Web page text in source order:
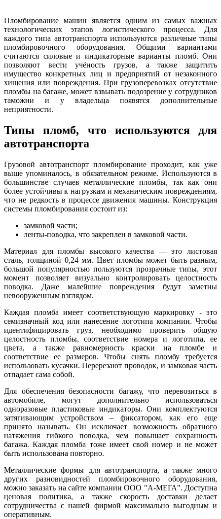
Пломбирование машин является одним из самых важных
технологических этапов логистического процесса. Для
каждого типа автотранспорта используются различные типы
пломбировочного оборудования. Общими вариантами
считаются силовые и индикаторные варианты пломб. Они
позволяют вести учёность грузов, а также защитить
имущество конкретных лиц и предприятий от незаконного
хищения или повреждения. При грузоперевозках отсутствие
пломбы на багаже, может взвывать подозрение у сотрудников
таможни и у владельца появятся дополнительные
неприятности.
Типы пломб, что используются для
автотранспорта
Грузовой автотранспорт пломбирование проходит, как уже
выше упоминалось, в обязательном режиме. Используются в
большинстве случаев металлические пломбы, так как они
более устойчивы к нагрузкам и механическим повреждениям,
что не редкость в процессе движения машины. Конструкция
системы пломбирования состоит из:
замковой части;
ленты-поводка, что закреплен в замковой части.
Материал для пломбы высокого качества — это листовая
сталь, толщиной 0,24 мм. Цвет пломбы может быть разным,
большой популярностью пользуются прозрачные типы, этот
момент позволяет визуально контролировать целостность
поводка. Даже малейшие повреждения будут заметны
невооруженным взглядом.
Каждая пломба имеет соответствующую маркировку - это
семизначный код или нанесение логотипа компании. Чтобы
идентифицировать груз, необходимо проверить общую
целостность пломбы, соответствие номера и логотипа, ее
цвета, а также равномерность краски на пломбе и
соответствие ее размеров. Чтобы снять пломбу требуется
использовать кусачки. Перерезают проводок, и замковая часть
отпадает сама собой.
Для обеспечения безопасности багажу, что перевозиться в
автомобиле, могут дополнительно использоваться
одноразовые пластиковые индикаторы. Они комплектуются
затягивающим устройством – фиксатором, как его еще
принято называть. Он исключает возможность обратного
натяжения гибкого поводка, чем повышает сохранность
багажа. Каждая пломба тоже имеет свой номер и не может
быть использована повторно.
Металлические формы для автотранспорта, а также много
других разновидностей пломбировочного оборудования,
можно заказать на сайте компании ООО "А-МЕГА". Доступна
ценовая политика, а также скорость доставки делает
сотрудничества с нашей фирмой максимально выгодным и
оперативным.